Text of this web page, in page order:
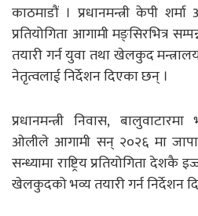
काठमाडौं । प्रधानमन्त्री केपी
प्रतियोगिता आगामी मङ्सिरभित्र
तयारी गर्न युवा तथा खेलकुद
नेतृत्वलाई निर्देशन दिएका छन् ।
प्रधानमन्त्री निवास,
ओलीले आगामी सन् २०२६ मा
सन्ध्यामा राष्ट्रिय प्रतियोगिता देशकै
खेलकुदको भव्य तयारी गर्न निर्देशन